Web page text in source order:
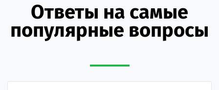
Ответы на самые
популярные вопросы